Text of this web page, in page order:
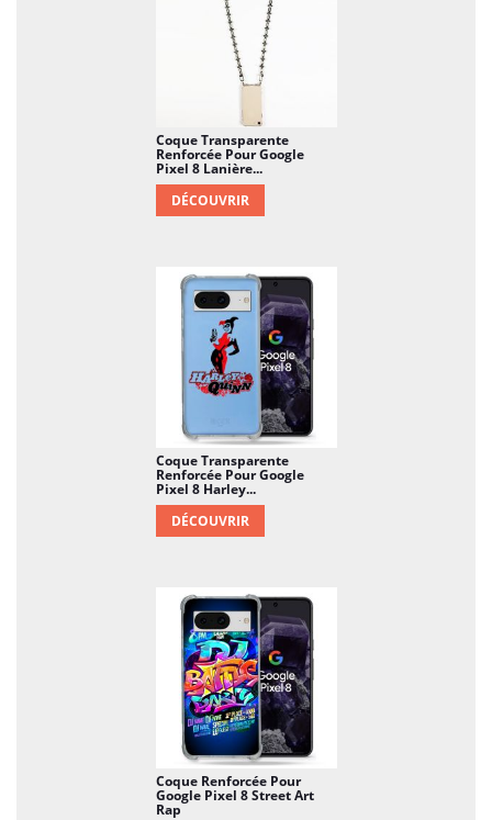
Coque Transparente
Renforcée Pour Google
Pixel 8 Lanière...
DÉCOUVRIR
Coque Transparente
Renforcée Pour Google
Pixel 8 Harley...
DÉCOUVRIR
Coque Renforcée Pour
Google Pixel 8 Street Art
Rap